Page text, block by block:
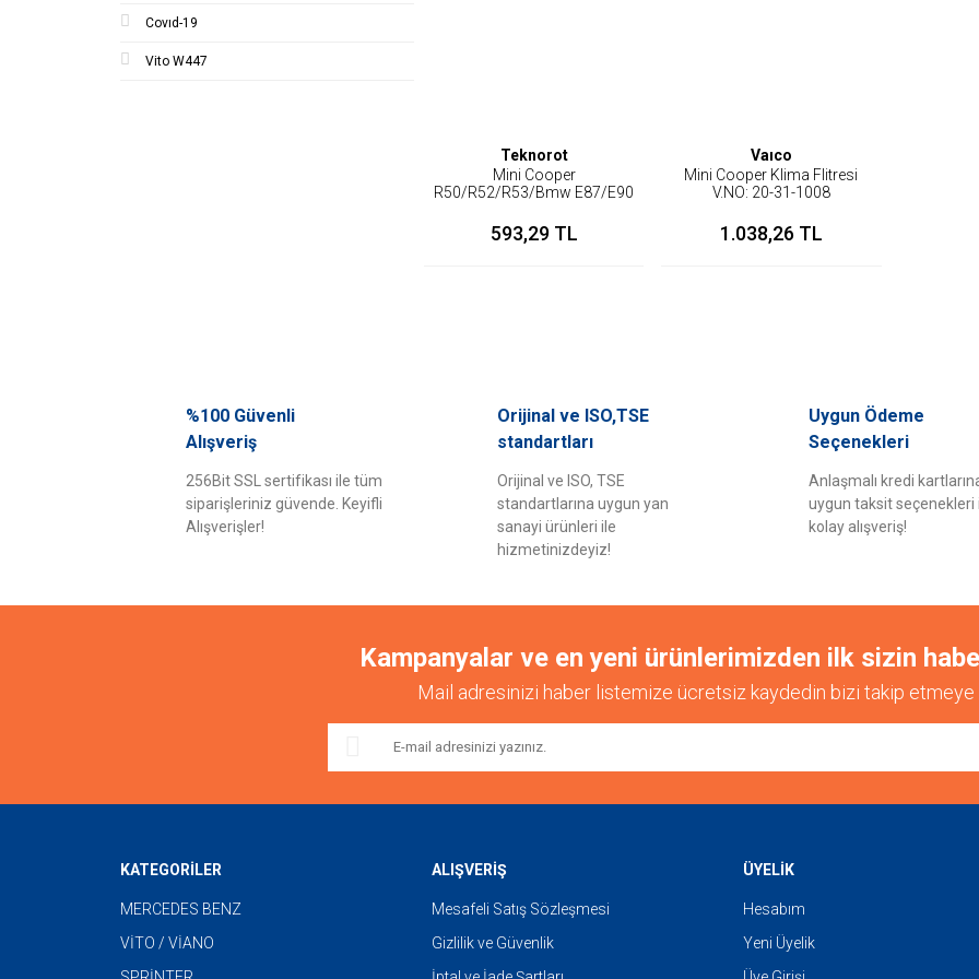
Covıd-19
Vito W447
Teknorot
Mini Cooper
R50/R52/R53/Bmw E87/E90
593,29 TL
Vaıco
Mini Cooper Klima Flitresi
V.NO: 20-31-1008
1.038,26 TL
%100 Güvenli
Alışveriş
256Bit SSL sertifikası ile tüm
siparişleriniz güvende. Keyifli
Alışverişler!
Orijinal ve ISO,TSE
standartları
Orijinal ve ISO, TSE
standartlarına uygun yan
sanayi ürünleri ile
hizmetinizdeyiz!
Uygun Ödeme
Seçenekleri
Anlaşmalı kredi
uygun taksit seçenekleri
kolay alışveriş!
Kampanyalar ve en yeni ürünlerimizden ilk sizin
Mail adresinizi haber listemize ücretsiz kaydedin bizi takip etmeye
KATEGORİLER
MERCEDES BENZ
VİTO / VİANO
ALIŞVERİŞ
Mesafeli Satış Sözleşmesi
Gizlilik ve Güvenlik
ÜYELİK
Hesabım
Yeni Üyelik